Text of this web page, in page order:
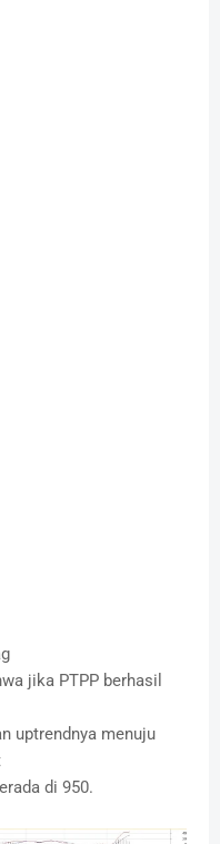
jika PTPP berhasil
uptrendnya menuju
di 950.